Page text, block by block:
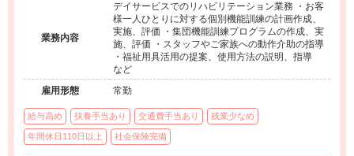
業務内容
デイサービスでのリハビリテーション業務 ・お客
様一人ひとりに対する個別機能訓練の計画作成、
実施、評価 ・集団機能訓練プログラムの作成、実
施、評価 ・スタッフやご家族への動作介助の指導
・福祉用具活用の提案、使用方法の説明、指導
など
雇用形態
常勤
給与高め 扶養手当あり 交通費手当あり 残業少なめ
年間休日110日以上 社会保険完備